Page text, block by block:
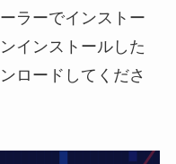
ラーでインストー
インストールした
ロードしてくださ